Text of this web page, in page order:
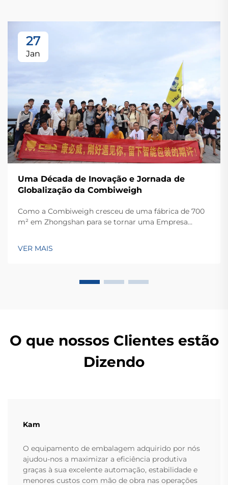
27
Jan
Uma Década de Inovação e Jornada de
Globalização da Combiweigh
Como a Combiweigh cresceu de uma fábrica de 700
m² em Zhongshan para se tornar uma Empresa
pesagem — solicite ainda hoje uma consulta global
VER MAIS
O que nossos Clientes estão
Dizendo
Kam
O equipamento de embalagem adquirido por nós
ajudou-nos a maximizar a eficiência produtiva
graças à sua excelente automação, estabilidade e
menores custos com mão de obra nas operações